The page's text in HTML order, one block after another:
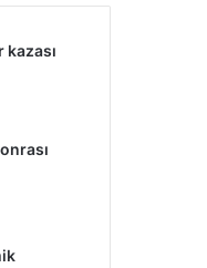
kazası